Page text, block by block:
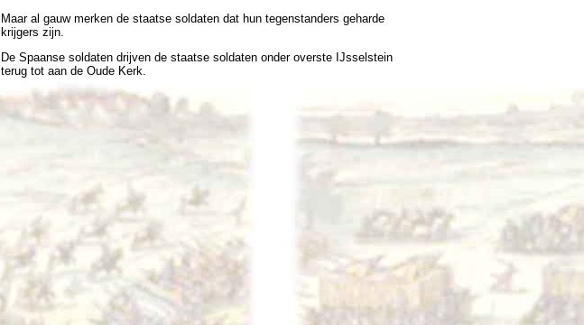
Maar al gauw merken de staatse soldaten dat hun tegenstanders geharde
krijgers zijn.
De Spaanse soldaten drijven de staatse soldaten onder overste IJsselstein
terug tot aan de Oude Kerk.